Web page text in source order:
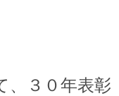
、３０年表彰